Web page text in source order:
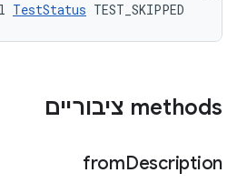
TestStatus TEST_SKIPPED
‫methods ציבוריים
fromDescription